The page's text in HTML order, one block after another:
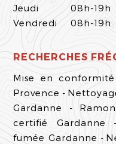
Jeudi
08h-19h
Vendredi
08h-19h
RECHERCHES
Mise en
Provence
Gardanne
certifié Gardanne
fumée Gardanne